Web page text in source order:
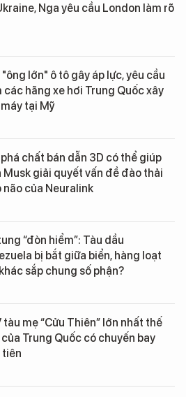
Nga yêu cầu London làm rõ
"ông lớn" ô tô gây áp lực, yêu cầu
các hãng xe hơi Trung Quốc xây
tại Mỹ
chất bán dẫn 3D có thể giúp
Musk giải quyết vấn đề đào thải
não của Neuralink
“đòn hiểm”: Tàu dầu
bị bắt giữa biển, hàng loạt
sắp chung số phận?
tàu mẹ “Cửu Thiên” lớn nhất thế
Trung Quốc có chuyến bay
tiên